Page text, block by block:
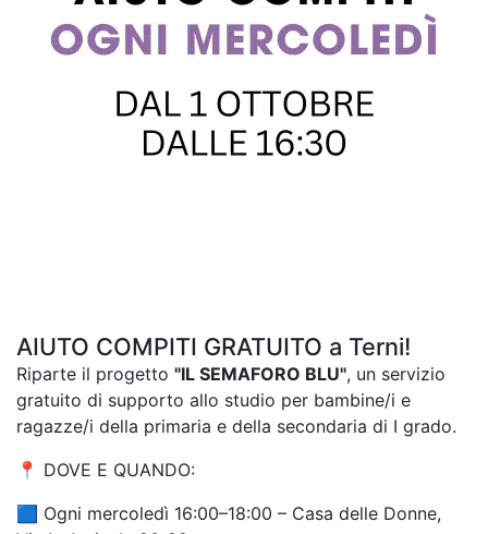
AIUTO COMPITI GRATUITO a Terni!
Riparte il progetto "IL SEMAFORO BLU", un servizio
gratuito di supporto allo studio per bambine/i e
ragazze/i della primaria e della secondaria di I grado.
📍 DOVE E QUANDO:
🟦 Ogni mercoledì 16:00–18:00 – Casa delle Donne,